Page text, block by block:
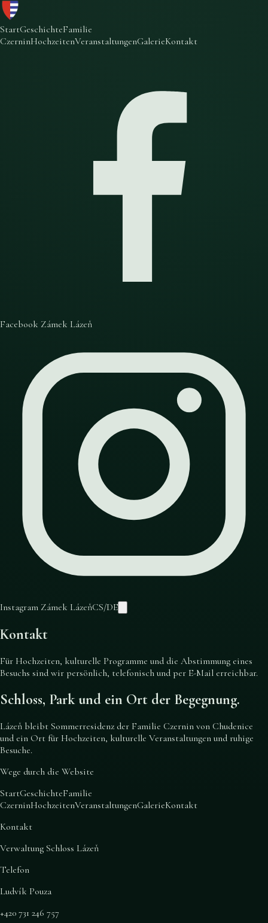
StartGeschichteFamilie
CzerninHochzeitenVeranstaltungenGalerieKontakt
Facebook Zámek Lázeň
Instagram Zámek LázeňCS/DE
Kontakt
Für Hochzeiten, kulturelle Programme und die Abstimmung eines
Besuchs sind wir persönlich, telefonisch und per E-Mail erreichbar.
Schloss, Park und ein Ort der Begegnung.
Lázeň bleibt Sommerresidenz der Familie Czernin von Chudenice
und ein Ort für Hochzeiten, kulturelle Veranstaltungen und ruhige
Besuche.
Wege durch die Website
StartGeschichteFamilie
CzerninHochzeitenVeranstaltungenGalerieKontakt
Kontakt
Verwaltung Schloss Lázeň
Telefon
Ludvík Pouza
+420 731 246 757